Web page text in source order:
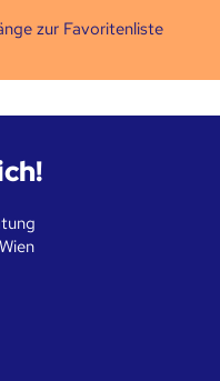
zur Favoritenliste